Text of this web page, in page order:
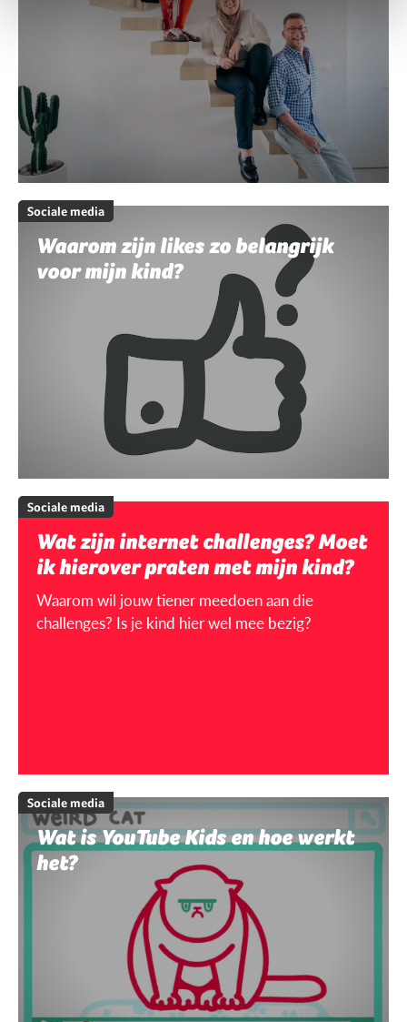
Sociale media
Waarom zijn likes zo belangrijk
voor mijn kind?
Sociale media
Wat zijn internet challenges? Moet
ik hierover praten met mijn kind?
Waarom wil jouw tiener meedoen aan die
challenges? Is je kind hier wel mee bezig?
Sociale media
Wat is YouTube Kids en hoe werkt
het?